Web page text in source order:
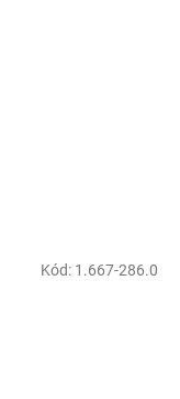
Kód: 1.667-286.0